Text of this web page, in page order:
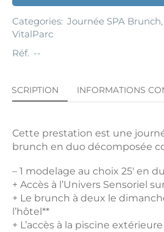
Categories: Journée SPA Brunch,
VitalParc
Réf. --
INFORMATIONS
Cette prestation est une
brunch en duo décomposée
– 1 modelage au choix 25′ en
+ Accès à l’Univers Sensoriel
+ Le brunch à deux le
l’hôtel**
+ L’accès à la piscine